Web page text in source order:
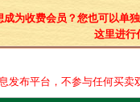
成为收费会员？您也可以单
这里进行
发布平台，不参与任何买卖